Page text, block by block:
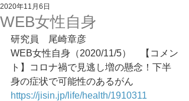
WEB女性自身
2020年11月6日
研究員　尾崎章彦
WEB女性自身（2020/11/5）　【コメン
ト】コロナ禍で見逃し増の懸念！下半
身の症状で可能性のあるがん
https://jisin.jp/life/health/1910311